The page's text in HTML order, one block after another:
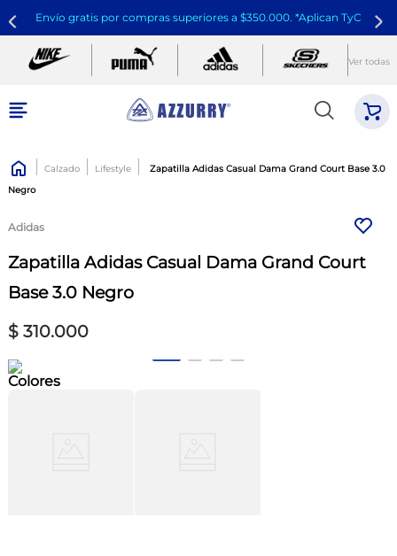
Envío gratis por compras superiores a $350.000. *Aplican TyC
Ver todas
Calzado Lifestyle
Zapatilla Adidas Casual Dama Grand Court Base 3.0
Negro
Adidas
Zapatilla Adidas Casual Dama Grand Court
Base 3.0 Negro
$ 310.000
Colores